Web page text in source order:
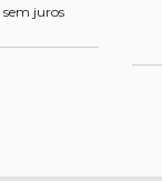
sem juros